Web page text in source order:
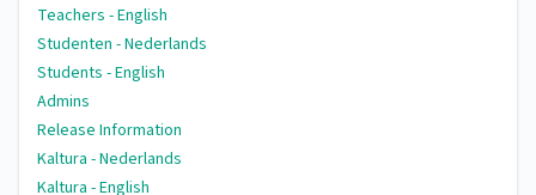
Teachers - English
Studenten - Nederlands
Students - English
Admins
Release Information
Kaltura - Nederlands
Kaltura - English